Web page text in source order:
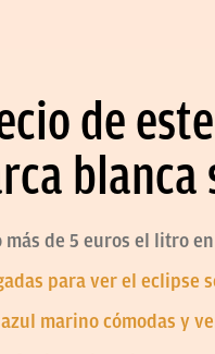
de
de 5 euros el litro
para ver el eclipse
marino cómodas y